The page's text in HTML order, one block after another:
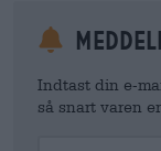
Indtast din e-
så snart varen